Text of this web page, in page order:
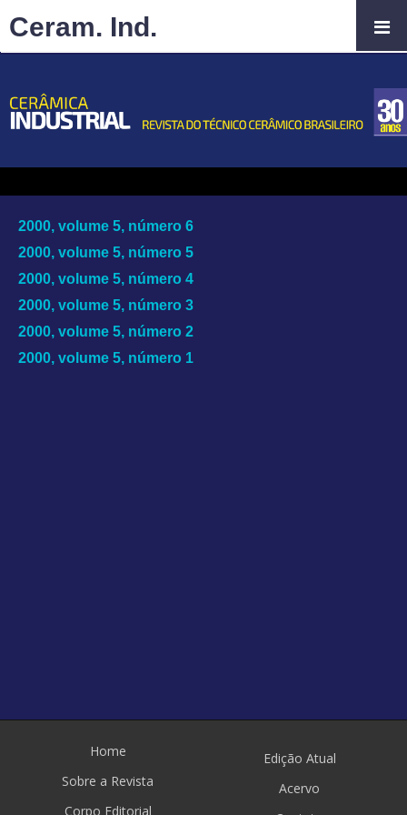
2000, volume 5, número 6
2000, volume 5, número 5
2000, volume 5, número 4
2000, volume 5, número 3
2000, volume 5, número 2
2000, volume 5, número 1
Home
Sobre a Revista
Corpo Editorial
Edição Atual
Acervo
Ceram. Ind.